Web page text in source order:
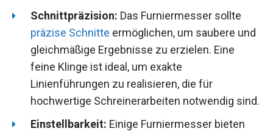
Schnittpräzision: Das Furniermesser sollte
präzise Schnitte ermöglichen, um saubere und
gleichmäßige Ergebnisse zu erzielen. Eine
feine Klinge ist ideal, um exakte
Linienführungen zu realisieren, die für
hochwertige Schreinerarbeiten notwendig sind.
Einstellbarkeit: Einige Furniermesser bieten